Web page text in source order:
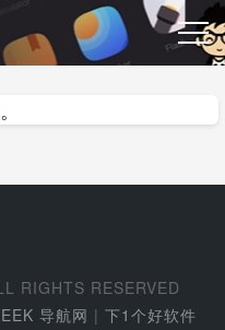
RIGHTS RESERVED
导航网 | 下1个好软件